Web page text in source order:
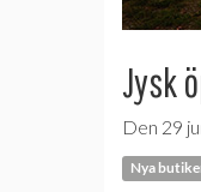
Jysk
Den 29
Nya